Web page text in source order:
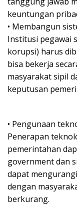
keuntungan
• Membangun
Institusi pegawai
korupsi) harus
bisa bekerja
masyarakat sipil
keputusan
• Pengunaan
Penerapan
pemerintahan
government dan
dapat
dengan
berkurang.